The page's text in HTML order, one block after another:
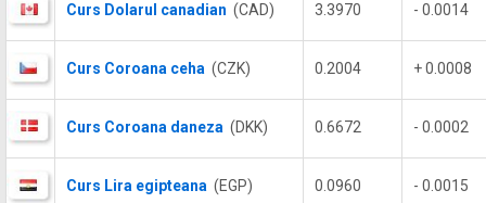
Curs Dolarul canadian (CAD) 3.3970 - 0.0014
Curs Coroana ceha (CZK) 0.2004 + 0.0008
Curs Coroana daneza (DKK) 0.6672 - 0.0002
Curs Lira egipteana (EGP) 0.0960 - 0.0015